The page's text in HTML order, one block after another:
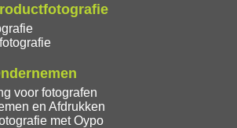
voor fotografen
en Afdrukken
met Oypo